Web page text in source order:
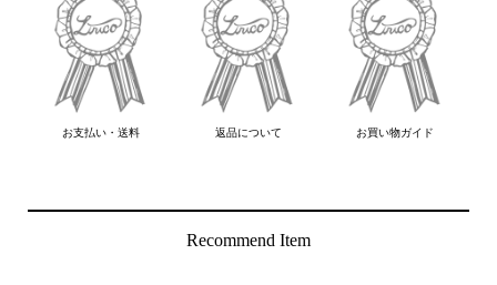
お支払い・送料 返品について お買い物ガイド
Recommend Item